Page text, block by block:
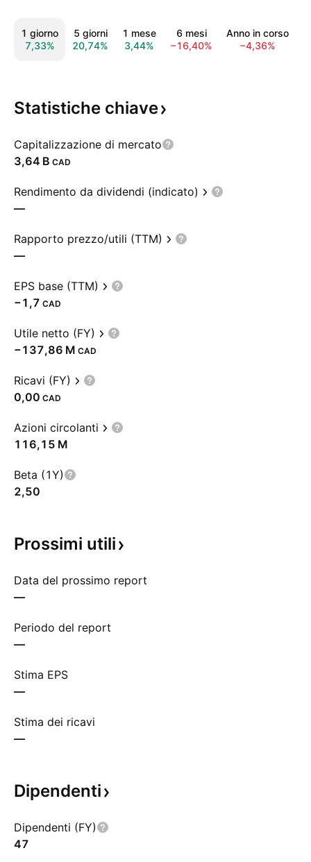
1 giorno
7,33%
5 giorni
20,74%
1 mese
3,44%
6 mesi
−16,40%
Anno in corso
−4,36%
Statistiche chiave
Capitalizzazione di mercato
‪3,64 B‬ CAD
Rendimento da dividendi (indicato)
—
Rapporto prezzo/utili (TTM)
—
EPS base (TTM)
−1,7 CAD
Utile netto (FY)
‪−137,86 M‬ CAD
Ricavi (FY)
0,00 CAD
Azioni circolanti
‪116,15 M‬
Beta (1Y)
2,50
Prossimi utili
Data del prossimo report
—
Periodo del report
—
Stima EPS
—
Stima dei ricavi
—
Dipendenti
Dipendenti (FY)
47